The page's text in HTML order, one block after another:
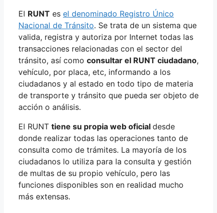
El RUNT es el denominado Registro Único
Nacional de Tránsito. Se trata de un sistema que
valida, registra y autoriza por Internet todas las
transacciones relacionadas con el sector del
tránsito, así como consultar el RUNT ciudadano,
vehículo, por placa, etc, informando a los
ciudadanos y al estado en todo tipo de materia
de transporte y tránsito que pueda ser objeto de
acción o análisis.
El RUNT tiene su propia web oficial desde
donde realizar todas las operaciones tanto de
consulta como de trámites. La mayoría de los
ciudadanos lo utiliza para la consulta y gestión
de multas de su propio vehículo, pero las
funciones disponibles son en realidad mucho
más extensas.